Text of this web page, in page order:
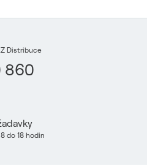
Distribuce
860
do 18 hodin